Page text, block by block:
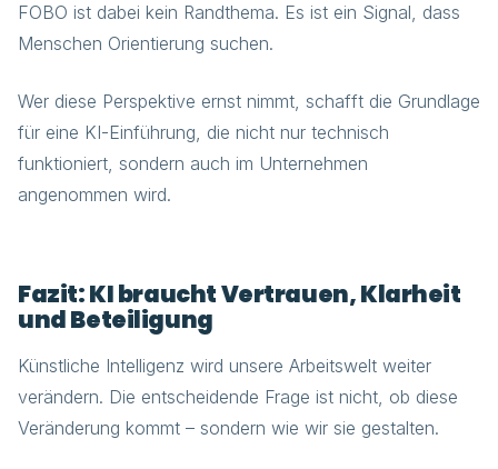
FOBO ist dabei kein Randthema. Es ist ein Signal, dass
Menschen Orientierung suchen.
Wer diese Perspektive ernst nimmt, schafft die Grundlage
für eine KI-Einführung, die nicht nur technisch
funktioniert, sondern auch im Unternehmen
angenommen wird.
Fazit: KI braucht Vertrauen, Klarheit
und Beteiligung
Künstliche Intelligenz wird unsere Arbeitswelt weiter
verändern. Die entscheidende Frage ist nicht, ob diese
Veränderung kommt – sondern wie wir sie gestalten.